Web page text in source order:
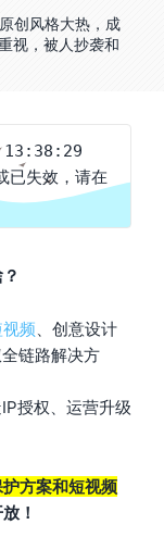
创风格大热，成
视，被人抄袭和
13:38:29
已失效，请在
频、创意设计
链路解决方
授权、运营升级
方案和短视频
！